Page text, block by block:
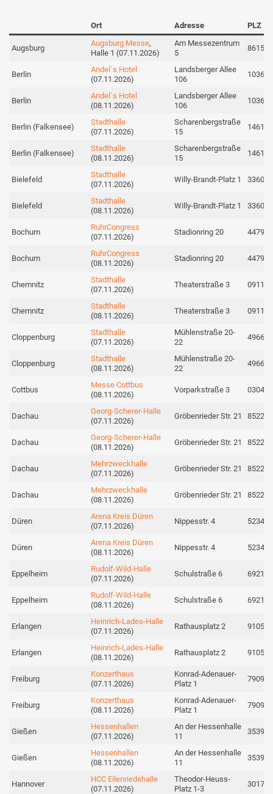
Ort Adresse PLZ
Augsburg
Augsburg Messe,
Halle 1 (07.11.2026)
Am Messezentrum
5
86159
Berlin
Andel´s Hotel
(07.11.2026)
Landsberger Allee
106
10369
Berlin
Andel´s Hotel
(08.11.2026)
Landsberger Allee
106
10369
Berlin (Falkensee)
Stadthalle
(07.11.2026)
Scharenbergstraße
15
14612
Berlin (Falkensee)
Stadthalle
(08.11.2026)
Scharenbergstraße
15
14612
Bielefeld
Stadthalle
(07.11.2026)
Willy-Brandt-Platz 1 33602
Bielefeld
Stadthalle
(08.11.2026)
Willy-Brandt-Platz 1 33602
Bochum
RuhrCongress
(07.11.2026)
Stadionring 20 44791
Bochum
RuhrCongress
(08.11.2026)
Stadionring 20 44791
Chemnitz
Stadthalle
(07.11.2026)
Theaterstraße 3 09111
Chemnitz
Stadthalle
(08.11.2026)
Theaterstraße 3 09111
Cloppenburg
Stadthalle
(07.11.2026)
Mühlenstraße 20-
22
49661
Cloppenburg
Stadthalle
(08.11.2026)
Mühlenstraße 20-
22
49661
Cottbus
Messe Cottbus
(08.11.2026)
Vorparkstraße 3 03042
Dachau
Georg-Scherer-Halle
(07.11.2026)
Gröbenrieder Str. 21 85221
Dachau
Georg-Scherer-Halle
(08.11.2026)
Gröbenrieder Str. 21 85221
Dachau
Mehrzweckhalle
(07.11.2026)
Gröbenrieder Str. 21 85221
Dachau
Mehrzweckhalle
(08.11.2026)
Gröbenrieder Str. 21 85221
Düren
Arena Kreis Düren
(07.11.2026)
Nippesstr. 4 52349
Düren
Arena Kreis Düren
(08.11.2026)
Nippesstr. 4 52349
Eppelheim
Rudolf-Wild-Halle
(07.11.2026)
Schulstraße 6 69214
Eppelheim
Rudolf-Wild-Halle
(08.11.2026)
Schulstraße 6 69214
Erlangen
Heinrich-Lades-Halle
(07.11.2026)
Rathausplatz 2 91052
Erlangen
Heinrich-Lades-Halle
(08.11.2026)
Rathausplatz 2 91052
Freiburg
Konzerthaus
(07.11.2026)
Konrad-Adenauer-
Platz 1
79098
Freiburg
Konzerthaus
(08.11.2026)
Konrad-Adenauer-
Platz 1
79098
Gießen
Hessenhallen
(07.11.2026)
An der Hessenhalle
11
35398
Gießen
Hessenhallen
(08.11.2026)
An der Hessenhalle
11
35398
Hannover
HCC Eilenriedehalle
(07.11.2026)
Theodor-Heuss-
Platz 1-3
30175